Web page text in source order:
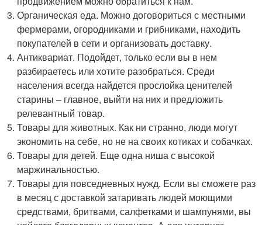
Органическая еда. Можно договориться с местными
фермерами, огородниками и грибниками, находить
покупателей в сети и организовать доставку.
Антиквариат. Подойдет, только если вы в нем
разбираетесь или хотите разобраться. Среди
населения всегда найдется прослойка ценителей
старины – главное, выйти на них и предложить
релевантный товар.
Товары для животных. Как ни странно, люди могут
экономить на себе, но не на своих котиках и собачках.
Товары для детей. Еще одна ниша с высокой
маржинальностью.
Товары для повседневных нужд. Если вы сможете раз
в месяц с доставкой затаривать людей моющими
средствами, бритвами, салфетками и шампунями, вы